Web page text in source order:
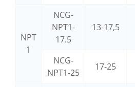
NPT
1
NCG-
NPT1-
17.5
13-17,5
NCG-
NPT1-25
17-25